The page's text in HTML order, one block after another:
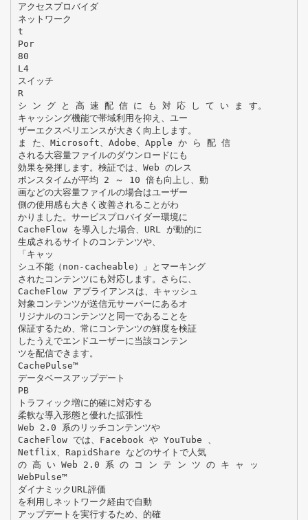
アクセスプロバイダ
ネットワーク
t
Por
80
L4
スイッチ
R
シ ン グ と 高 速 配 信 に も 対 応 し て い ま す。
キャッシング機能で帯域利用を抑え、ユー
ザーエクスペリエンスが大きく向上します。
ま た、Microsoft、Adobe、Apple か ら 配 信
される大容量ファイルのダウンロードにも
効果を発揮します。検証では、Web のレス
ポンスタイムが平均 2 ～ 10 倍も向上し、動
画などの大容量ファイルの場合はユーザー
側の使用感も大きく改善されることがわ
かりました。サービスプロバイダー環境に
CacheFlow を導入した場合、URL が動的に
生成されるサイトのコンテンツや、
「キャッ
シュ不能（non-cacheable）」とマーキング
されたコンテンツにも対応します。さらに、
CacheFlow アプライアンスは、キャッシュ
対象コンテンツが送信元サーバーにあるオ
リジナルのコンテンツと同一であることを
保証するため、常にコンテンツの鮮度を検証
したうえでエンドユーザーに当該コンテン
ツを配信できます。
CachePulse™
データベースアップデート
PB
トラフィック増に的確に対応する
柔軟な導入形態と優れた拡張性
Web 2.0 系のリッチコンテンツや
CacheFlow では、Facebook や YouTube 、
Netflix、RapidShare などのサイトで人気
の 高 い Web 2.0 系 の コ ン テ ン ツ の キ ャ ッ
WebPulse™
ダイナミックURL評価
を利用しネットワーク経由で自動
アップデートを実行するため、的確